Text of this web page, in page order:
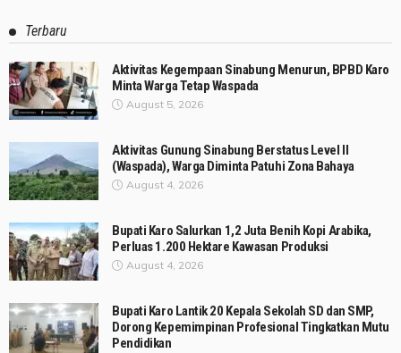
Terbaru
Aktivitas Kegempaan Sinabung Menurun, BPBD Karo
Minta Warga Tetap Waspada
August 5, 2026
Aktivitas Gunung Sinabung Berstatus Level II
(Waspada), Warga Diminta Patuhi Zona Bahaya
August 4, 2026
Bupati Karo Salurkan 1,2 Juta Benih Kopi Arabika,
Perluas 1.200 Hektare Kawasan Produksi
August 4, 2026
Bupati Karo Lantik 20 Kepala Sekolah SD dan SMP,
Dorong Kepemimpinan Profesional Tingkatkan Mutu
Pendidikan